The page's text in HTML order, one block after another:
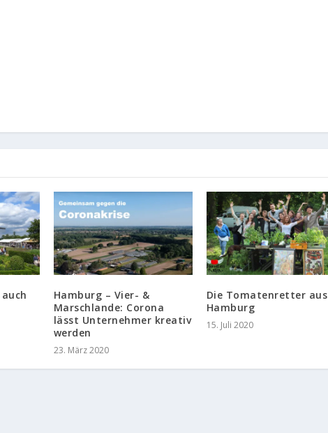
Hamburg – Vier- &
Marschlande: Corona
lässt Unternehmer kreativ
werden
23. März 2020
Die Tomatenretter aus
Hamburg
15. Juli 2020